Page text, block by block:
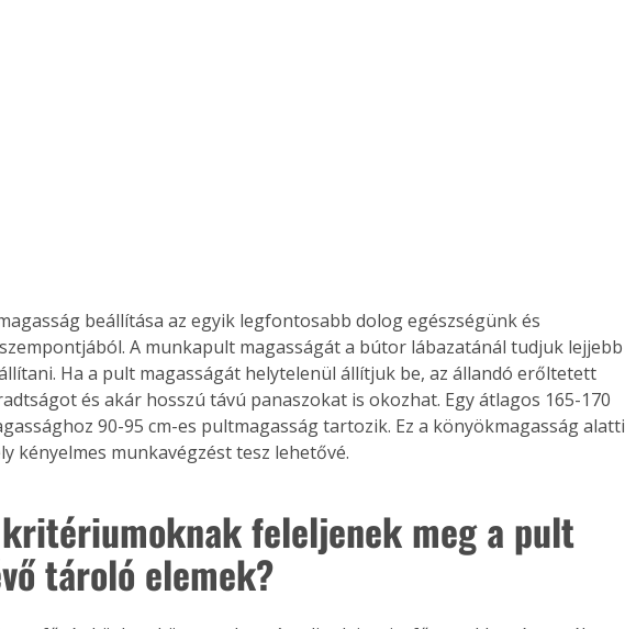
Gyógyító növények: a
természet kincsei az
beállítása az egyik legfontosabb dolog egészségünk és
A munkapult magasságát a bútor lábazatánál tudjuk lejjebb
Ha a pult magasságát helytelenül állítjuk be, az állandó erőltetett
és akár hosszú távú panaszokat is okozhat. Egy átlagos 165-170
90-95 cm-es pultmagasság tartozik. Ez a könyökmagasság alatti
kényelmes munkavégzést tesz lehetővé.
feleljenek meg a pult
tároló elemek?